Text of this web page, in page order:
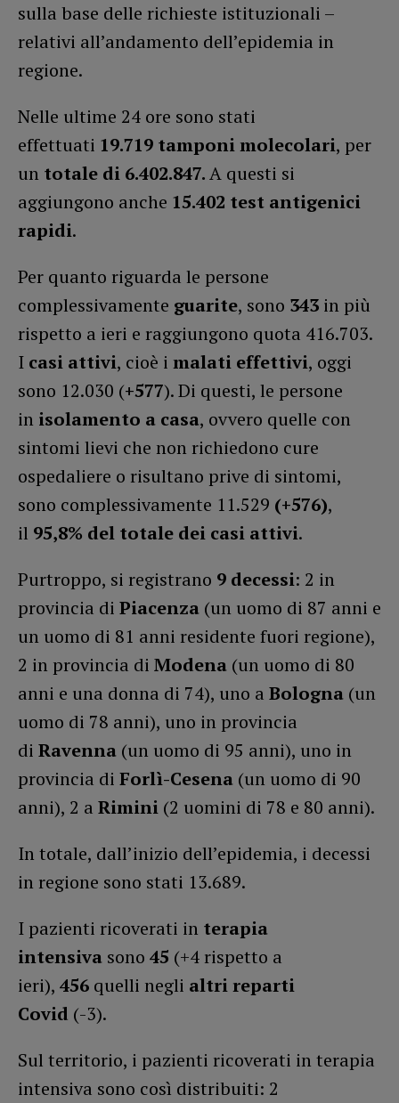
sulla base delle richieste istituzionali –
relativi all’andamento dell’epidemia in
regione.
Nelle ultime 24 ore sono stati
effettuati 19.719 tamponi molecolari, per
un totale di 6.402.847.A questi si
aggiungono anche 15.402 test antigenici
rapidi.
Per quanto riguarda le persone
complessivamente guarite, sono 343 in più
rispetto a ieri e raggiungono quota 416.703.
I casi attivi, cioè i malati effettivi, oggi
sono 12.030 (+577). Di questi, le persone
in isolamento a casa, ovvero quelle con
sintomi lievi che non richiedono cure
ospedaliere o risultano prive di sintomi,
sono complessivamente 11.529 (+576),
il 95,8% del totale dei casi attivi.
Purtroppo, si registrano 9 decessi: 2 in
provincia di Piacenza (un uomo di 87 anni e
un uomo di 81 anni residente fuori regione),
2 in provincia di Modena (un uomo di 80
anni e una donna di 74), uno a Bologna (un
uomo di 78 anni), uno in provincia
di Ravenna (un uomo di 95 anni), uno in
provincia di Forlì-Cesena (un uomo di 90
anni), 2 a Rimini (2 uomini di 78 e 80 anni).
In totale, dall’inizio dell’epidemia, i decessi
in regione sono stati 13.689.
I pazienti ricoverati in terapia
intensiva sono 45 (+4 rispetto a
ieri), 456 quelli negli altri reparti
Covid (-3).
Sul territorio, i pazienti ricoverati in terapia
intensiva sono così distribuiti: 2